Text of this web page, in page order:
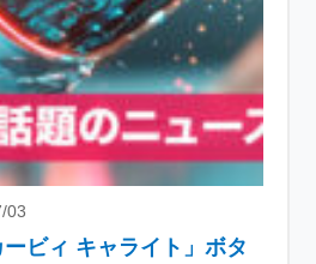
03
ビィ キャライト」ボタ